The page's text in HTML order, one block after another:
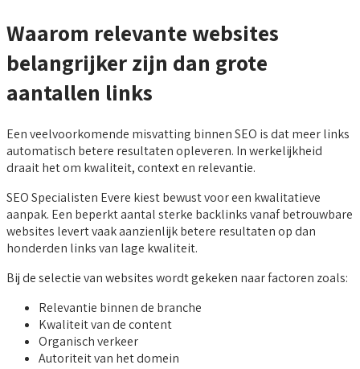
Waarom relevante websites
belangrijker zijn dan grote
aantallen links
Een veelvoorkomende misvatting binnen SEO is dat meer links
automatisch betere resultaten opleveren. In werkelijkheid
draait het om kwaliteit, context en relevantie.
SEO Specialisten Evere kiest bewust voor een kwalitatieve
aanpak. Een beperkt aantal sterke backlinks vanaf betrouwbare
websites levert vaak aanzienlijk betere resultaten op dan
honderden links van lage kwaliteit.
Bij de selectie van websites wordt gekeken naar factoren zoals:
Relevantie binnen de branche
Kwaliteit van de content
Organisch verkeer
Autoriteit van het domein